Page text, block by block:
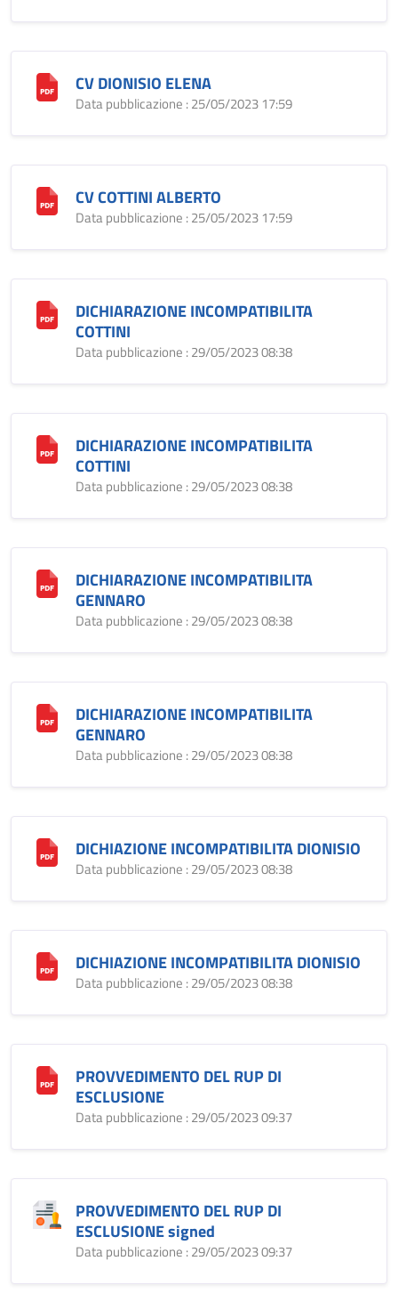
CV DIONISIO ELENA
Data pubblicazione : 25/05/2023 17:59
CV COTTINI ALBERTO
Data pubblicazione : 25/05/2023 17:59
DICHIARAZIONE INCOMPATIBILITA
COTTINI
Data pubblicazione : 29/05/2023 08:38
DICHIARAZIONE INCOMPATIBILITA
COTTINI
Data pubblicazione : 29/05/2023 08:38
DICHIARAZIONE INCOMPATIBILITA
GENNARO
Data pubblicazione : 29/05/2023 08:38
DICHIARAZIONE INCOMPATIBILITA
GENNARO
Data pubblicazione : 29/05/2023 08:38
DICHIAZIONE INCOMPATIBILITA DIONISIO
Data pubblicazione : 29/05/2023 08:38
DICHIAZIONE INCOMPATIBILITA DIONISIO
Data pubblicazione : 29/05/2023 08:38
PROVVEDIMENTO DEL RUP DI
ESCLUSIONE
Data pubblicazione : 29/05/2023 09:37
PROVVEDIMENTO DEL RUP DI
ESCLUSIONE signed
Data pubblicazione : 29/05/2023 09:37